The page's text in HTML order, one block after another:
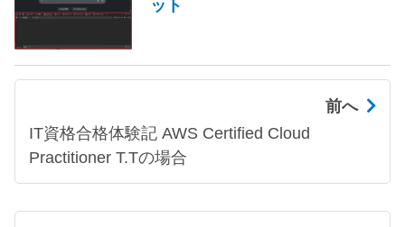
ット
前へ
IT資格合格体験記 AWS Certified Cloud
Practitioner T.Tの場合